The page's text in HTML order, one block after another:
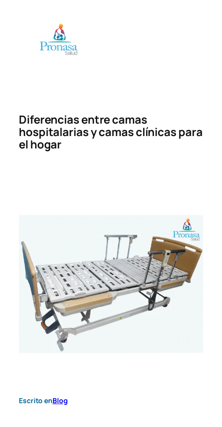
Diferencias entre camas
hospitalarias y camas clínicas para
el hogar
Escrito enBlog